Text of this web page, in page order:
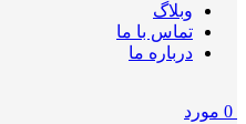
وبلاگ
تماس با ما
درباره ما
0 مورد